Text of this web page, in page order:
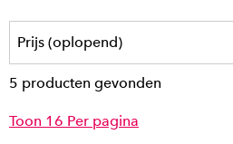
5 producten gevonden
Toon 16 Per pagina